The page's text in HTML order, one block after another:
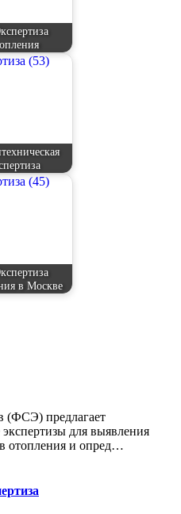
в Москве
(ФСЭ) предлагает
для выявления
отопления и опред…